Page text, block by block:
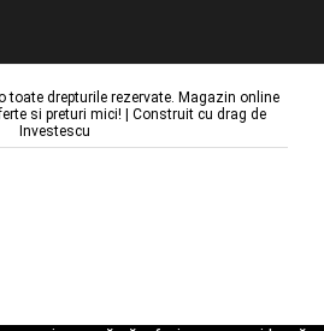
toate drepturile rezervate. Magazin online
si preturi mici! | Construit cu drag de
Investescu